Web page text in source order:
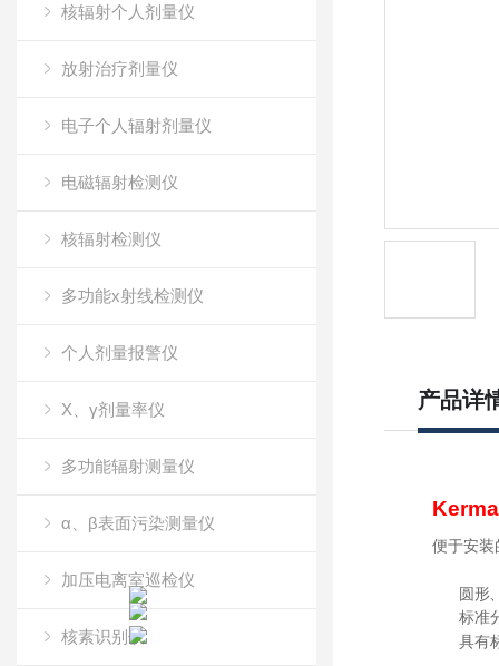
核辐射个人剂量仪
放射治疗剂量仪
电子个人辐射剂量仪
电磁辐射检测仪
核辐射检测仪
多功能x射线检测仪
个人剂量报警仪
X、γ剂量率仪
多功能辐射测量仪
α、β表面污染测量仪
加压电离室巡检仪
核素识别仪
产品详
便于安装
圆形
标准
具有